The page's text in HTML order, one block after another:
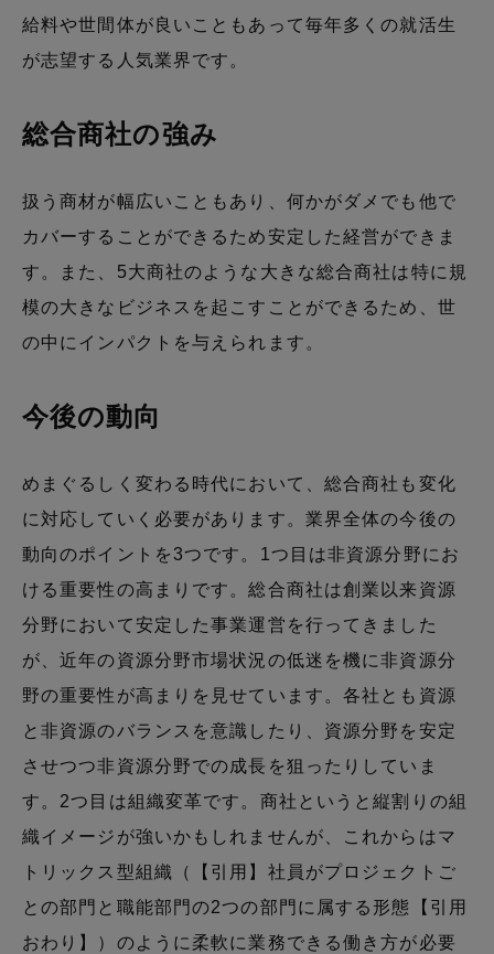
給料や世間体が良いこともあって毎年多くの就活生
が志望する人気業界です。
総合商社の強み
扱う商材が幅広いこともあり、何かがダメでも他で
カバーすることができるため安定した経営ができま
す。また、5大商社のような大きな総合商社は特に規
模の大きなビジネスを起こすことができるため、世
の中にインパクトを与えられます。
今後の動向
めまぐるしく変わる時代において、総合商社も変化
に対応していく必要があります。業界全体の今後の
動向のポイントを3つです。1つ目は非資源分野にお
ける重要性の高まりです。総合商社は創業以来資源
分野において安定した事業運営を行ってきました
が、近年の資源分野市場状況の低迷を機に非資源分
野の重要性が高まりを見せています。各社とも資源
と非資源のバランスを意識したり、資源分野を安定
させつつ非資源分野での成長を狙ったりしていま
す。2つ目は組織変革です。商社というと縦割りの組
織イメージが強いかもしれませんが、これからはマ
トリックス型組織（【引用】社員がプロジェクトご
との部門と職能部門の2つの部門に属する形態【引用
おわり】）のように柔軟に業務できる働き方が必要